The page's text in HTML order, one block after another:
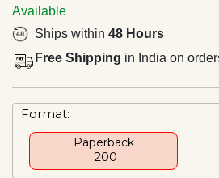
Available
Ships within 48 Hours
Free Shipping in India on
Format:
Paperback
₹ 200